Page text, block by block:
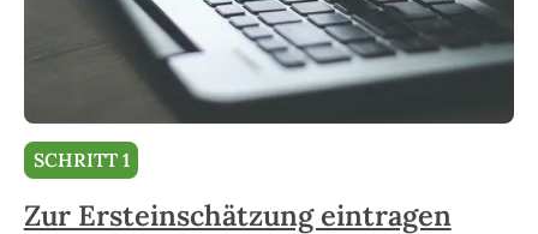
SCHRITT 1
Zur Ersteinschätzung eintragen